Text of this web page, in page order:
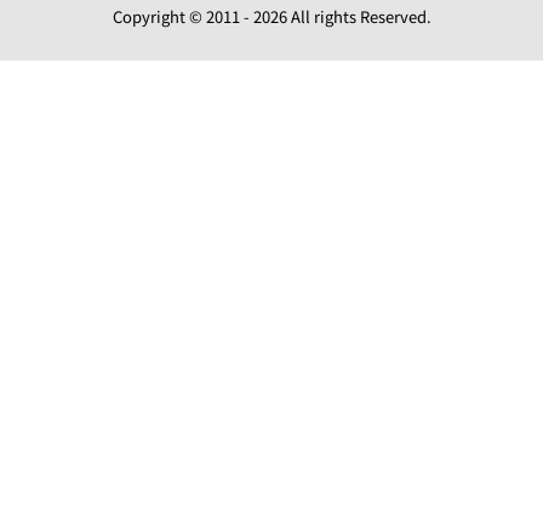
Copyright © 2011 - 2026 All rights Reserved.